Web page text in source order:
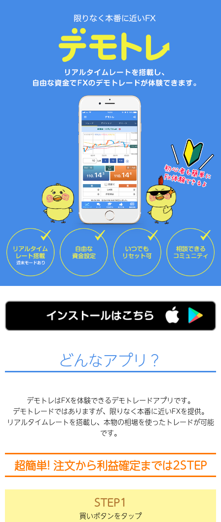
どんなアプリ？
デモトレはFXを体験できるデモトレードアプリです。
デモトレードではありますが、限りなく本番に近いFXを提供。
リアルタイムレートを搭載し、本物の相場を使ったトレードが可能
です。
超簡単! 注文から利益確定までは2STEP
STEP1
買いボタンをタップ